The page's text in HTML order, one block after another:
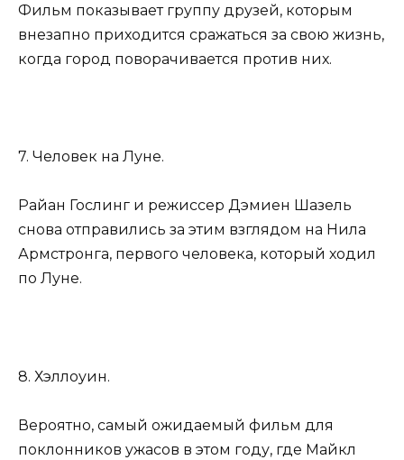
Фильм показывает группу друзей, которым
внезапно приходится сражаться за свою жизнь,
когда город поворачивается против них.
7. Человек на Луне.
Райан Гослинг и режиссер Дэмиен Шазель
снова отправились за этим взглядом на Нила
Армстронга, первого человека, который ходил
по Луне.
8. Хэллоуин.
Вероятно, самый ожидаемый фильм для
поклонников ужасов в этом году, где Майкл